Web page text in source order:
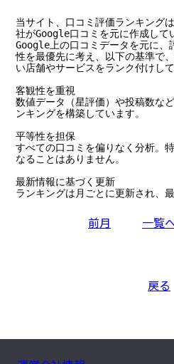
当サイト、口コミ評価ランキング
社がGoogle口コミを元に作成して
Google上の口コミデータを元に、
性を最優先に考え、以下の基準で
い店舗やサービスをランク付けして
客観性を重視
数値データ（星評価）や投稿数な
ンキングを構築しています。
平等性を担保
すべての口コミを偏りなく分析。
なることはありません。
最新情報に基づく更新
ランキングは月ごとに更新され、
前月 一覧
戻る